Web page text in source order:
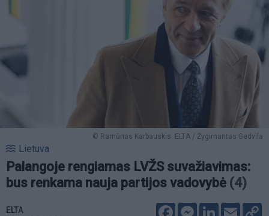
© Ramūnas Karbauskis. ELTA / Žygimantas Gedvila
Lietuva
Palangoje rengiamas LVŽS suvažiavimas:
bus renkama nauja partijos vadovybė (4)
ELTA
FacebookMessenger
LinkedIn
Email